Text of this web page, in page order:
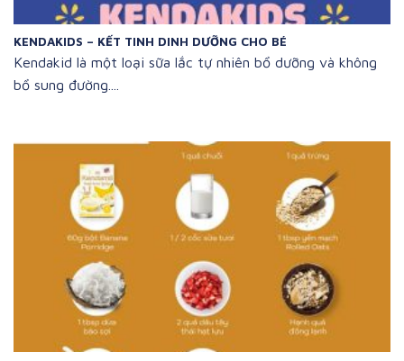
KENDAKIDS – KẾT TINH DINH DƯỠNG CHO BÉ
Kendakid là một loại sữa lắc tự nhiên bổ dưỡng và không
bổ sung đường....